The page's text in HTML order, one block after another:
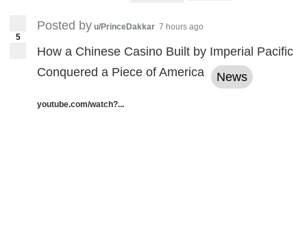
5
Posted by u/PrinceDakkar 7 hours ago
How a Chinese Casino Built by Imperial Pacific
Conquered a Piece of America
News
youtube.com/watch?...